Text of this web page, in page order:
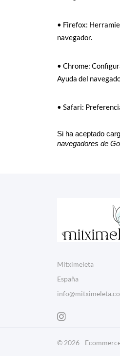
• Firefox:
navegador.
• Chrome:
Ayuda del
• Safari:
Si ha aceptado
navegadores de
Mitximeleta
España
© 2026 -